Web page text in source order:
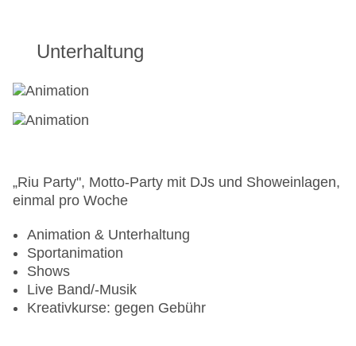
Unterhaltung
„Riu Party", Motto-Party mit DJs und Showeinlagen,
einmal pro Woche
Animation & Unterhaltung
Sportanimation
Shows
Live Band/-Musik
Kreativkurse: gegen Gebühr